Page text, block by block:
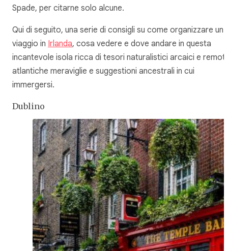
Spade, per citarne solo alcune.
Qui di seguito, una serie di consigli su come organizzare un
viaggio in Irlanda, cosa vedere e dove andare in questa
incantevole isola ricca di tesori naturalistici arcaici e
atlantiche meraviglie e suggestioni ancestrali in cui
immergersi.
Dublino